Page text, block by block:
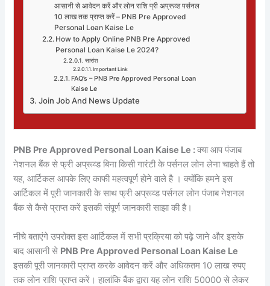
आसानी से आवेदन करें और लोन राशि प्री अप्रूव्ड पर्सनल
10 लाख तक प्राप्त करें – PNB Pre Approved
Personal Loan Kaise Le
How to Apply Online PNB Pre Approved
Personal Loan Kaise Le 2024?
सारांश
Important Link
FAQ’s – PNB Pre Approved Personal Loan
Kaise Le
Join Job And News Update
PNB Pre Approved Personal Loan Kaise Le :क्या आप पंजाब
नेशनल बैंक से फ्री अप्रूव्ड बिना किसी गारंटी के पर्सनल लोन लेना चाहते हैं तो
यह, आर्टिकल आपके लिए काफी महत्वपूर्ण होने वाले है । क्योंकि हमने इस
आर्टिकल में पूरी जानकारी के साथ फ्री अप्रूव्ड पर्सनल लोन पंजाब नेशनल
बैंक से कैसे प्राप्त करें इसकी संपूर्ण जानकारी साझा की है।
नीचे बताएंगे उपरोक्त इस आर्टिकल में सभी प्रक्रिया को पढ़े जाने और इसके
बाद आसानी से PNB Pre Approved Personal Loan Kaise Le
इसकी पूरी जानकारी प्राप्त करके आवेदन करें और अधिकतम 10 लाख रुपए
तक लोन राशि प्राप्त करें। हालांकि बैंक द्वारा यह लोन राशि 50000 से लेकर